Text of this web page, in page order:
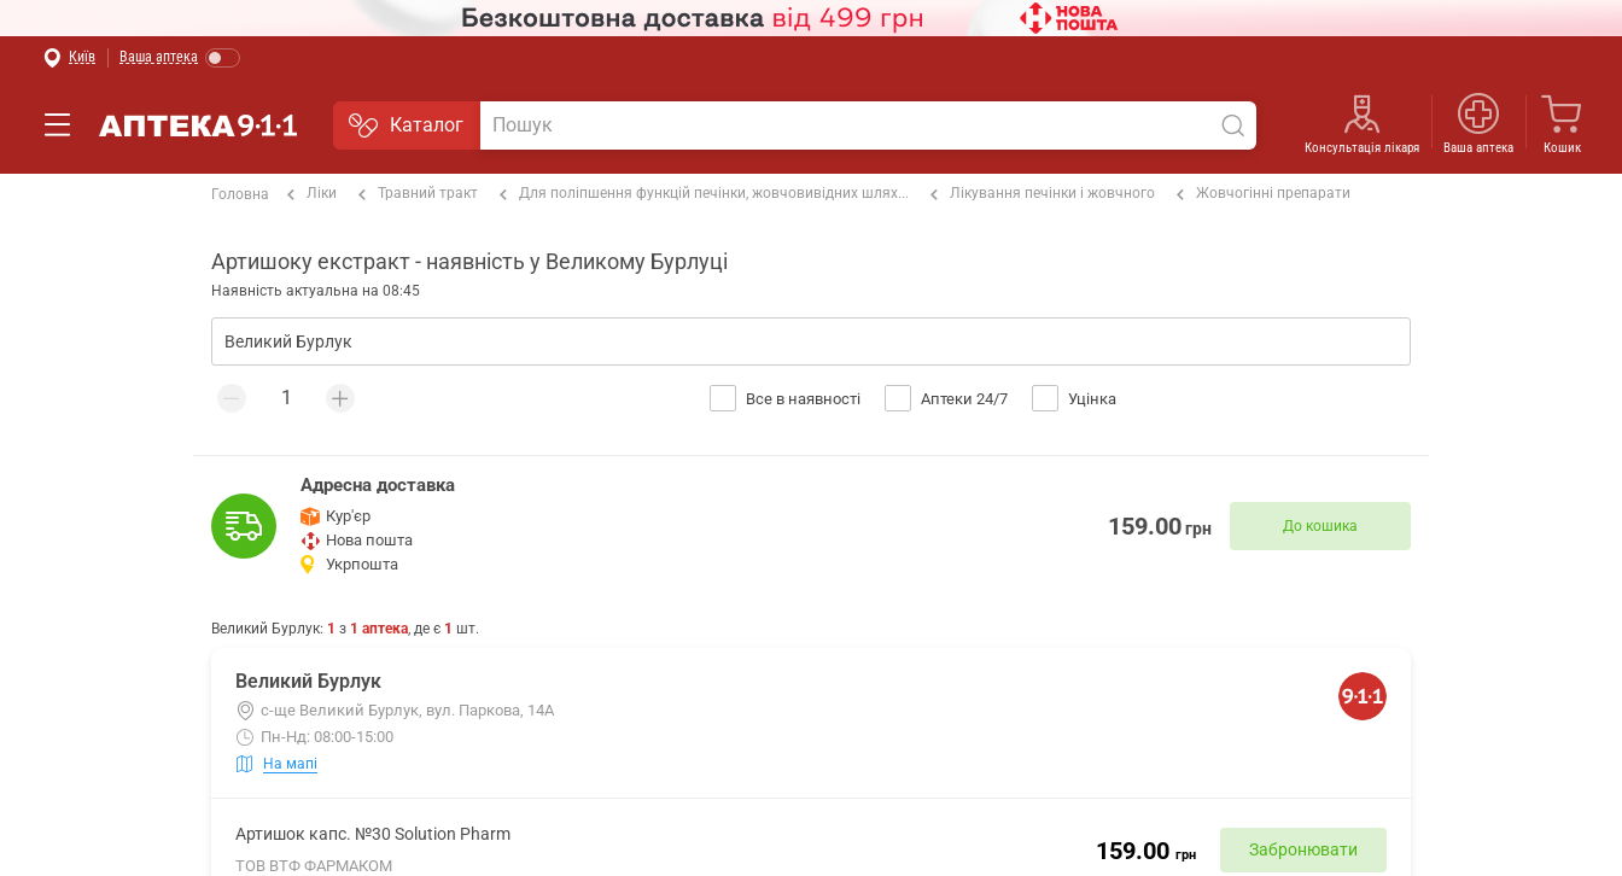
Київ Ваша аптека
Каталог
Консультація лікаря Ваша аптека Кошик
Головна Ліки Травний тракт Для поліпшення функцій печінки, жовчовивідних шлях... Лікування печінки і жовчного Жовчогінні препарати
Артишоку екстракт - наявність у Великому Бурлуці
Наявність актуальна на 08:45
Все в наявності Аптеки 24/7 Уцінка
Адресна доставка
Кур'єр
Нова пошта
Укрпошта
159.00грн До кошика
Великий Бурлук: 1 з 1 аптека, де є 1 шт.
Великий Бурлук
с-ще Великий Бурлук, вул. Паркова, 14А
Пн-Нд: 08:00-15:00
На мапі
Артишок капс. №30 Solution Pharm
ТОВ ВТФ ФАРМАКОМ
159.00 грн Забронювати